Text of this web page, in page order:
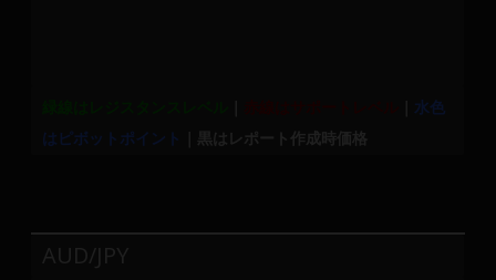
｜水色
はピボットポイント
｜黒はレポート作成時価格
AUD/JPY